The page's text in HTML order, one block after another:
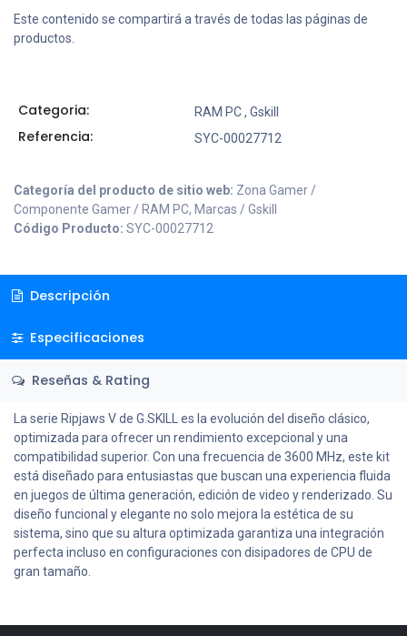
Este contenido se compartirá a través de todas las páginas de
productos.
Categoria: RAM PC, Gskill
Referencia: SYC-00027712
Categoría del producto de sitio web: Zona Gamer /
Componente Gamer / RAM PC, Marcas / Gskill
Código Producto: SYC-00027712
Descripción
Especificaciones
Reseñas & Rating
La serie Ripjaws V de G.SKILL es la evolución del diseño clásico,
optimizada para ofrecer un rendimiento excepcional y una
compatibilidad superior. Con una frecuencia de 3600 MHz, este kit
está diseñado para entusiastas que buscan una experiencia fluida
en juegos de última generación, edición de video y renderizado. Su
diseño funcional y elegante no solo mejora la estética de su
sistema, sino que su altura optimizada garantiza una integración
perfecta incluso en configuraciones con disipadores de CPU de
gran tamaño.